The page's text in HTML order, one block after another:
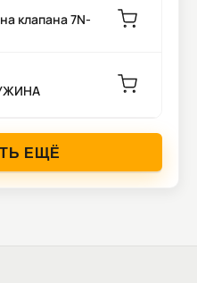
клапана 7N-
ЕЩЁ